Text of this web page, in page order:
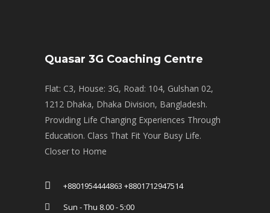
Quasar 3G Coaching Centre
Flat: C3, House: 3G, Road: 104, Gulshan 02,
1212 Dhaka, Dhaka Division, Bangladesh.
Providing Life Changing Experiences Through
Education. Class That Fit Your Busy Life.
Closer to Home
+8801954444863 +8801712947514
Sun - Thu 8.00 - 5:00